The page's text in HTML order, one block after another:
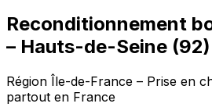
Reconditionnement
– Hauts-de-Seine (92)
Région Île-de-France – Prise en
partout en France